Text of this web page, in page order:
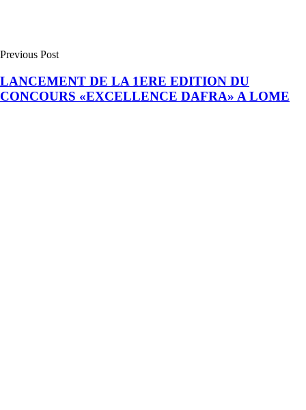
Previous Post
LANCEMENT DE LA 1ERE EDITION DU
CONCOURS «EXCELLENCE DAFRA» A LOME